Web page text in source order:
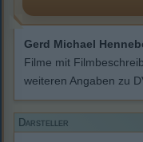
Gerd Michael
Filme mit
weiteren Angaben zu
Darsteller